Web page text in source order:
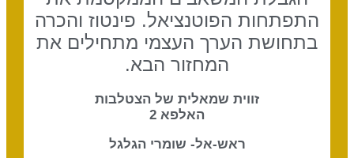
התפתחות הפוטנציאל. פינטוז והכרה
בתחושת הערך העצמי מתחילים את
המחזור הבא.
זווית שמאלית של הצטלבות
האלפא 2
ראש-אל- שומרי הגלגל